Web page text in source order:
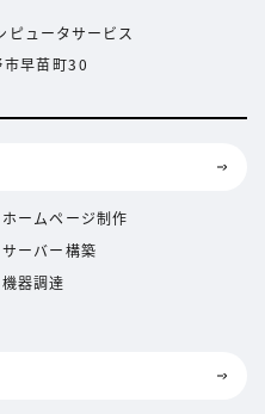
ピュータサービス
早苗町30
ホームページ制作
サーバー構築
機器調達